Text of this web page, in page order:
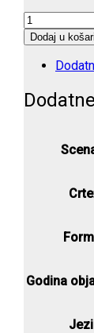
Slikar
odmetnik
količina
Dodaj u
Godina